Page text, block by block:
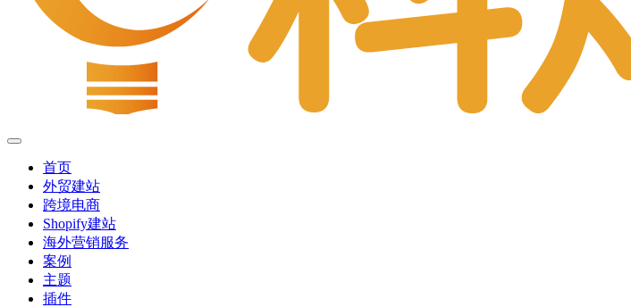
首页
外贸建站
跨境电商
Shopify建站
海外营销服务
案例
主题
插件